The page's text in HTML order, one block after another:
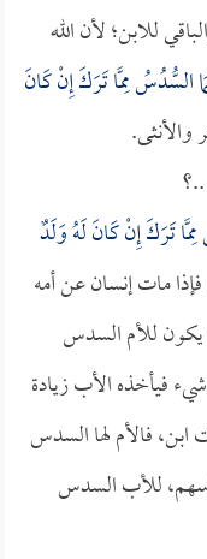
للابن؛ لأن الله
السُّدُسُ مِمَّا تَرَكَ إِنْ كَانَ
تَرَكَ إِنْ كَانَ لَهُ وَلَدٌ
فإذا مات إنسان عن أمه
يكون للأم السدس
فيأخذه الأب زيادة
فالأم لها السدس
للأب السدس